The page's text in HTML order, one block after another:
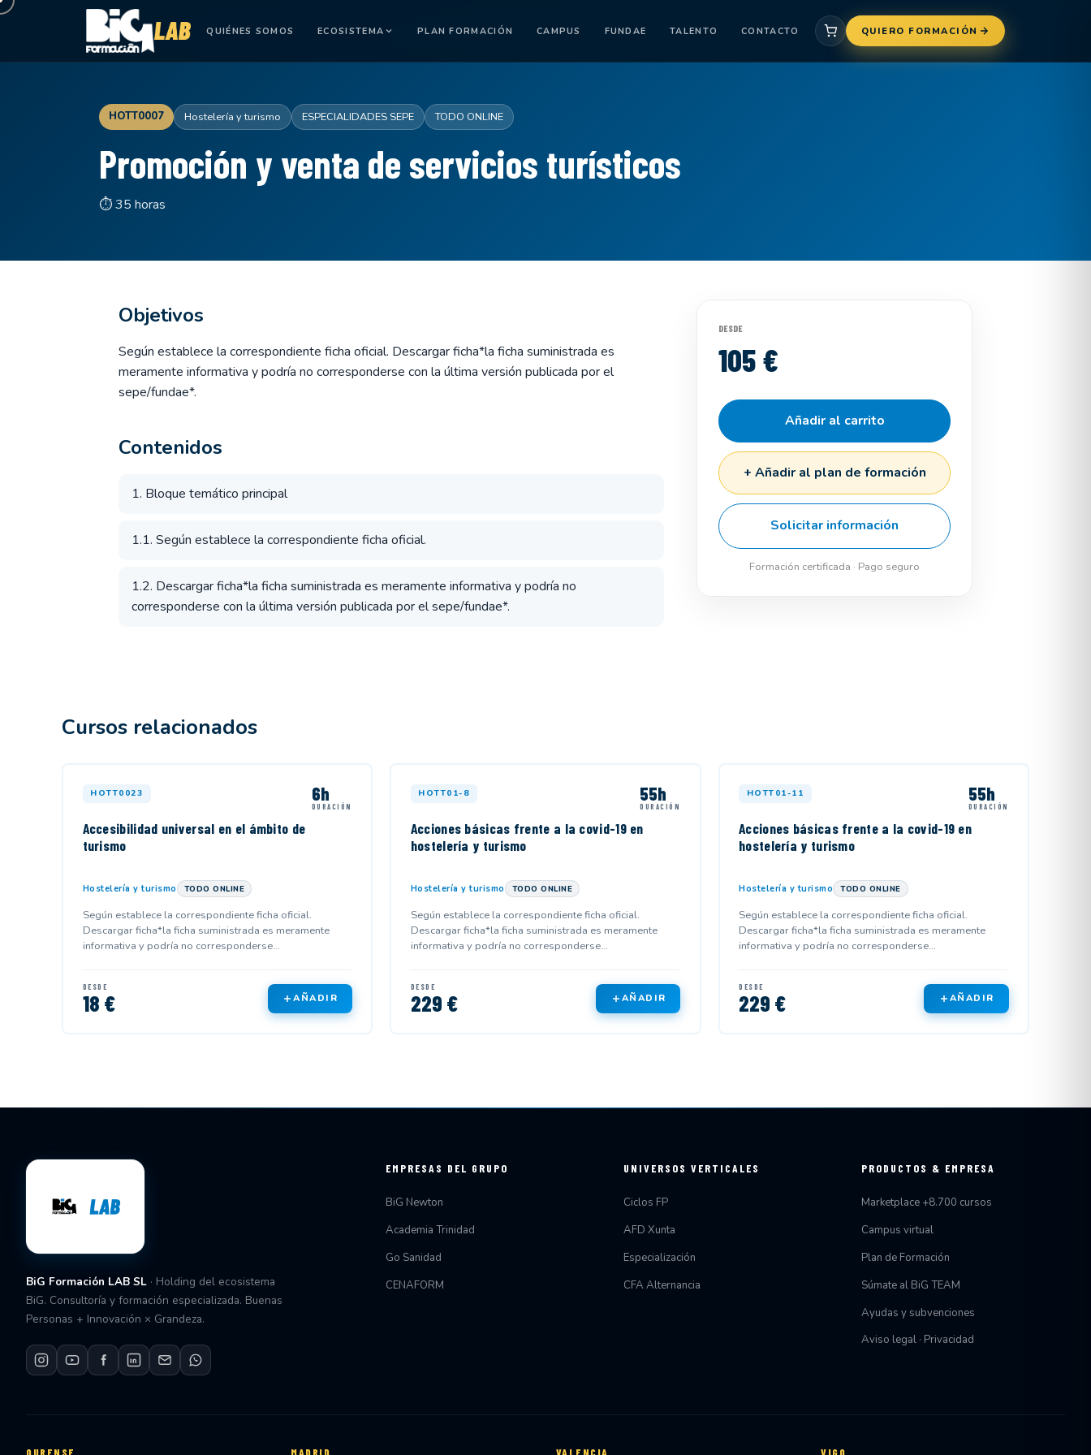
QUIÉNES SOMOS ECOSISTEMA PLAN FORMACIÓN CAMPUS FUNDAE TALENTO CONTACTO QUIERO FORMACIÓN
HOTT0007 Hostelería y turismo ESPECIALIDADES SEPE TODO ONLINE
Promoción y venta de servicios turísticos
⏱ 35 horas
Objetivos
Según establece la correspondiente ficha oficial. Descargar ficha*la ficha suministrada es
meramente informativa y podría no corresponderse con la última versión publicada por el
sepe/fundae*.
Contenidos
1. Bloque temático principal
1.1. Según establece la correspondiente ficha oficial.
1.2. Descargar ficha*la ficha suministrada es meramente informativa y podría no
corresponderse con la última versión publicada por el sepe/fundae*.
DESDE
105 €
Añadir al carrito
+ Añadir al plan de formación
Solicitar información
Formación certificada · Pago seguro
Cursos relacionados
HOTT0023 6h
DURACIÓN
Accesibilidad universal en el ámbito de
turismo
Hostelería y turismo TODO ONLINE
Según establece la correspondiente ficha oficial.
Descargar ficha*la ficha suministrada es meramente
informativa y podría no corresponderse...
DESDE
18 € AÑADIR
HOTT01-8 55h
DURACIÓN
Acciones básicas frente a la covid-19 en
hostelería y turismo
Hostelería y turismo TODO ONLINE
Según establece la correspondiente ficha oficial.
Descargar ficha*la ficha suministrada es meramente
informativa y podría no corresponderse...
DESDE
229 € AÑADIR
HOTT01-11 55h
DURACIÓN
Acciones básicas frente a la covid-19 en
hostelería y turismo
Hostelería y turismo TODO ONLINE
Según establece la correspondiente ficha oficial.
Descargar ficha*la ficha suministrada es meramente
informativa y podría no corresponderse...
DESDE
229 € AÑADIR
BiG Formación LAB SL · Holding del ecosistema
BiG. Consultoría y formación especializada. Buenas
Personas + Innovación × Grandeza.
EMPRESAS DEL GRUPO
BiG Newton
Academia Trinidad
Go Sanidad
CENAFORM
UNIVERSOS VERTICALES
Ciclos FP
AFD Xunta
Especialización
CFA Alternancia
PRODUCTOS & EMPRESA
Marketplace +8.700 cursos
Campus virtual
Plan de Formación
Súmate al BiG TEAM
Ayudas y subvenciones
Aviso legal · Privacidad
OURENSE MADRID VALENCIA VIGO